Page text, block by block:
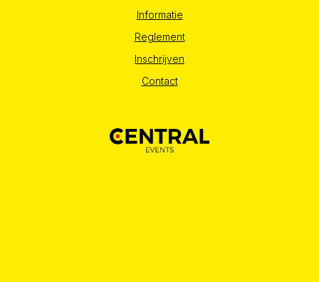
Informatie
Reglement
Inschrijven
Contact